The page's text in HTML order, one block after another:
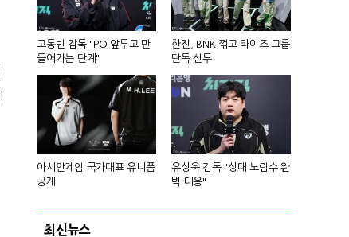
고동빈 감독 "PO 앞두고 만
들어가는 단계"
한진, BNK 꺾고 라이즈 그룹
단독 선두
아시안게임 국가대표 유니폼
공개
유상욱 감독 "상대 노림수 완
벽 대응"
최신뉴스